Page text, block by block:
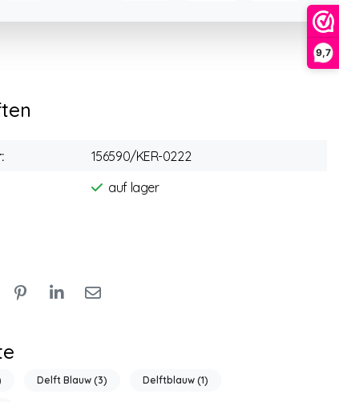
9,7
156590/KER-0222
auf lager
Delft Blauw (3) Delftblauw (1)